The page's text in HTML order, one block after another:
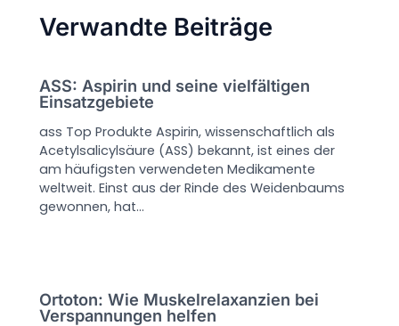
Verwandte Beiträge
ASS: Aspirin und seine vielfältigen
Einsatzgebiete
ass Top Produkte Aspirin, wissenschaftlich als
Acetylsalicylsäure (ASS) bekannt, ist eines der
am häufigsten verwendeten Medikamente
weltweit. Einst aus der Rinde des Weidenbaums
gewonnen, hat…
Ortoton: Wie Muskelrelaxanzien bei
Verspannungen helfen